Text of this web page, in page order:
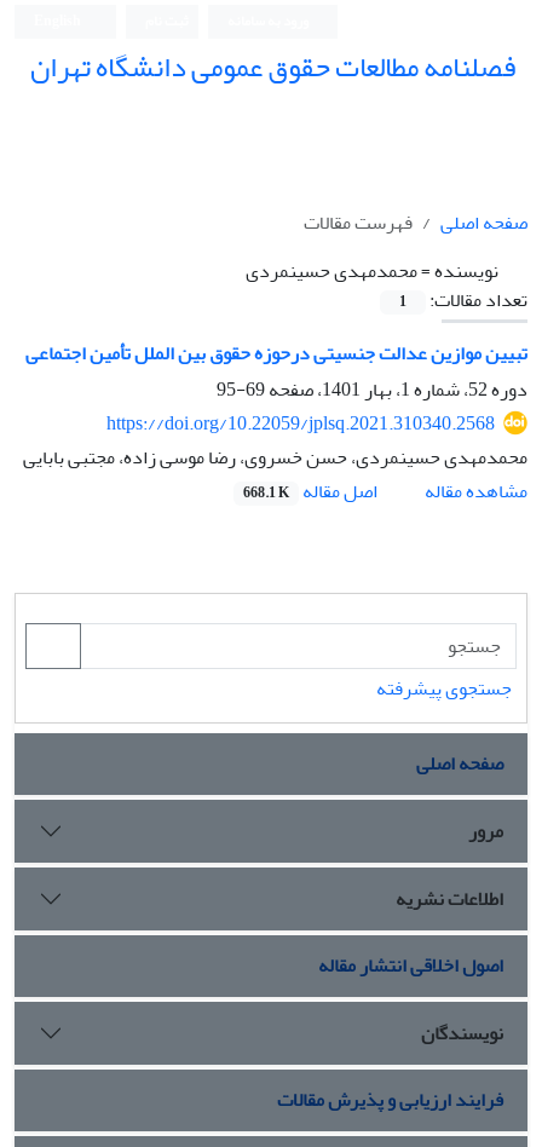
فصلنامه مطالعات حقوق عمومی دانشگاه تهران
صفحه اصلی
فهرست مقالات
نویسنده =محمدمهدی حسینمردی
تعداد مقالات:
1
تبیین موازین عدالت جنسیتی درحوزه حقوق بین‏ الملل تأمین اجتماعی
دوره 52، شماره 1، بهار 1401، صفحه
69-95
https://doi.org/10.22059/jplsq.2021.310340.2568
محمدمهدی حسینمردی، حسن خسروی، رضا موسی زاده، مجتبی بابایی
مشاهده مقاله
اصل مقاله 668.1 K
جستجوی پیشرفته
صفحه اصلی
مرور
اطلاعات نشریه
اصول اخلاقی انتشار مقاله
نویسندگان
فرایند ارزیابی و پذیرش مقالات